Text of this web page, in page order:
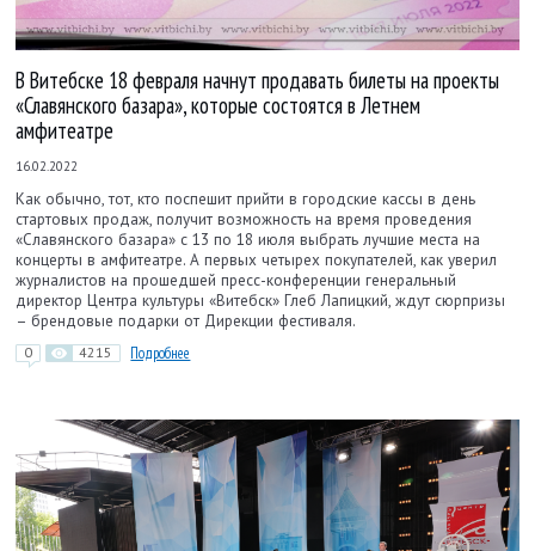
В Витебске 18 февраля начнут продавать билеты на проекты
«Славянского базара», которые состоятся в Летнем
амфитеатре
16.02.2022
Как обычно, тот, кто поспешит прийти в городские кассы в день
стартовых продаж, получит возможность на время проведения
«Славянского базара» с 13 по 18 июля выбрать лучшие места на
концерты в амфитеатре. А первых четырех покупателей, как уверил
журналистов на прошедшей пресс-конференции генеральный
директор Центра культуры «Витебск» Глеб Лапицкий, ждут сюрпризы
– брендовые подарки от Дирекции фестиваля.
0 4215 Подробнее